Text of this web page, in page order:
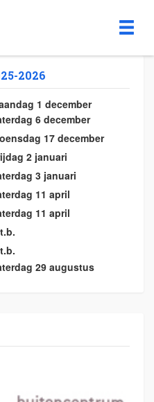
2026
1 december
6 december
17 december
2 januari
3 januari
11 april
11 april
29 augustus